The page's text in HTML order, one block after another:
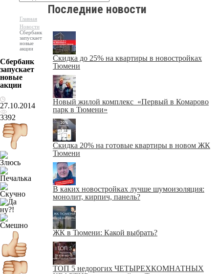
Главная
Новости
Сбербанк
запускает
новые
акции
Сбербанк
запускает
новые
акции
27.10.2014
3392
Последние новости
Скидка до 25% на квартиры в новостройках
Тюмени
Новый жилой комплекс «Первый в Комарово
парк в Тюмени»
Скидка 20% на готовые квартиры в новом ЖК
Тюмени
В каких новостройках лучше шумоизоляция:
монолит, кирпич, панель?
ЖК в Тюмени: Какой выбрать?
ТОП 5 недорогих ЧЕТЫРЕХКОМНАТНЫХ